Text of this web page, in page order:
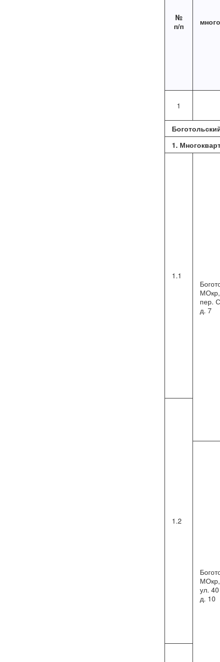
№
п/п
1
1.
1.1
МОкр,
пер.
д. 7
1.2
МОкр,
ул.
д. 10